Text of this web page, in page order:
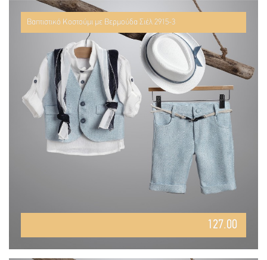
Βαπτιστικό Κοστούμι με Βερμούδα Σιέλ 2915-3
127.00